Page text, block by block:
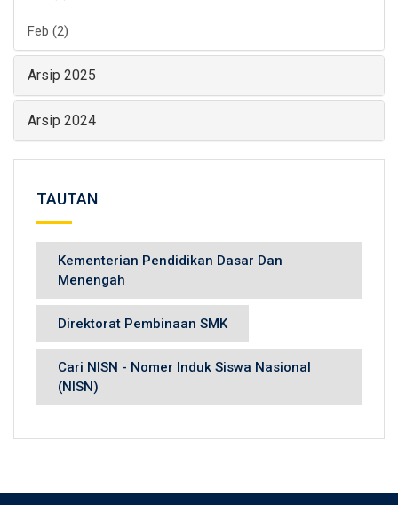
Feb (2)
Arsip 2025
Arsip 2024
TAUTAN
Kementerian Pendidikan Dasar Dan
Menengah
Direktorat Pembinaan SMK
Cari NISN - Nomer Induk Siswa Nasional
(NISN)